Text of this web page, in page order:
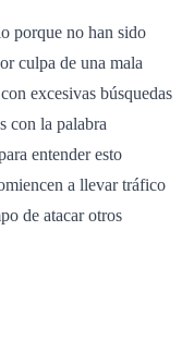
porque no han sido
culpa de una mala
excesivas búsquedas
con la palabra
entender esto
a llevar tráfico
de atacar otros